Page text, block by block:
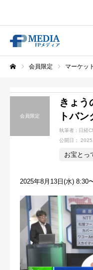
会員限定 マーケッ
会員限定
きょ
トバ
執筆者 : 日経
公開日：
お宝とっ
2025年8月13日(水) 8:30